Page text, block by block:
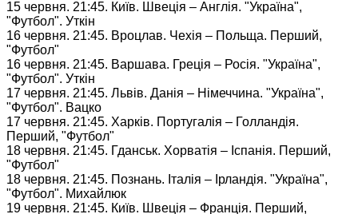
15 червня. 21:45. Київ. Швеція – Англія. "Україна",
"Футбол". Уткін
16 червня. 21:45. Вроцлав. Чехія – Польща. Перший,
"Футбол"
16 червня. 21:45. Варшава. Греція – Росія. "Україна",
"Футбол". Уткін
17 червня. 21:45. Львів. Данія – Німеччина. "Україна",
"Футбол". Вацко
17 червня. 21:45. Харків. Португалія – Голландія.
Перший, "Футбол"
18 червня. 21:45. Гданськ. Хорватія – Іспанія. Перший,
"Футбол"
18 червня. 21:45. Познань. Італія – Ірландія. "Україна",
"Футбол". Михайлюк
19 червня. 21:45. Київ. Швеція – Франція. Перший,